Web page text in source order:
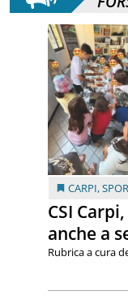
CARPI,
CSI
anche a
Rubrica a cura